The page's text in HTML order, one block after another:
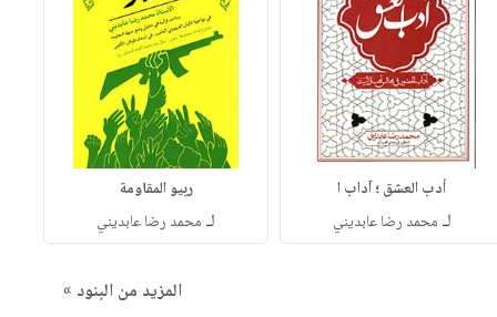
أدب العشق ؛ آداب ا
لـ محمد رضا عابديني
ربيو المقاومة
لـ محمد رضا عابديني
المزيد من البنود »